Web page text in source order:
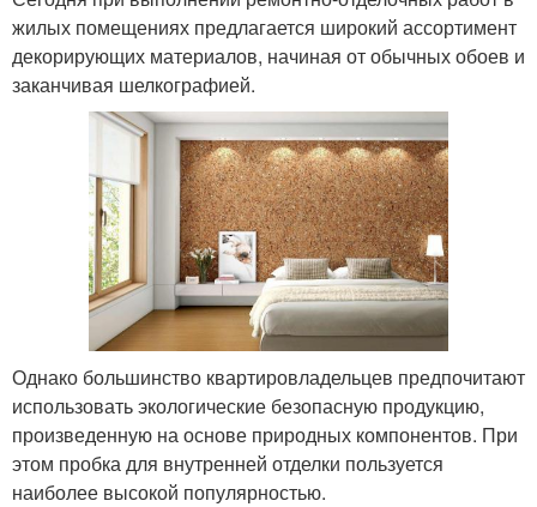
жилых помещениях предлагается широкий ассортимент
декорирующих материалов, начиная от обычных обоев и
заканчивая шелкографией.
Однако большинство квартировладельцев предпочитают
использовать экологические безопасную продукцию,
произведенную на основе природных компонентов. При
этом пробка для внутренней отделки пользуется
наиболее высокой популярностью.